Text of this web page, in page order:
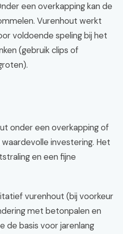
een overkapping kan de
Vurenhout werkt
voldoende speling bij het
(gebruik clips of
onder een overkapping of
investering. Het
en een fijne
vurenhout (bij voorkeur
met betonpalen en
de basis voor jarenlang